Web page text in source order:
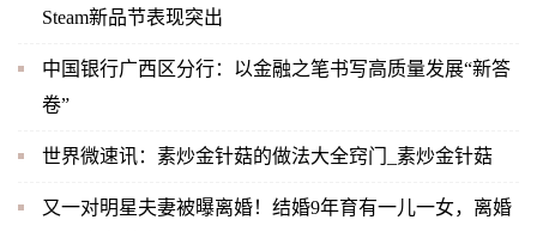
Steam新品节表现突出
中国银行广西区分行：以金融之笔书写高质量发展“新答
卷”
世界微速讯：素炒金针菇的做法大全窍门_素炒金针菇
又一对明星夫妻被曝离婚！结婚9年育有一儿一女，离婚